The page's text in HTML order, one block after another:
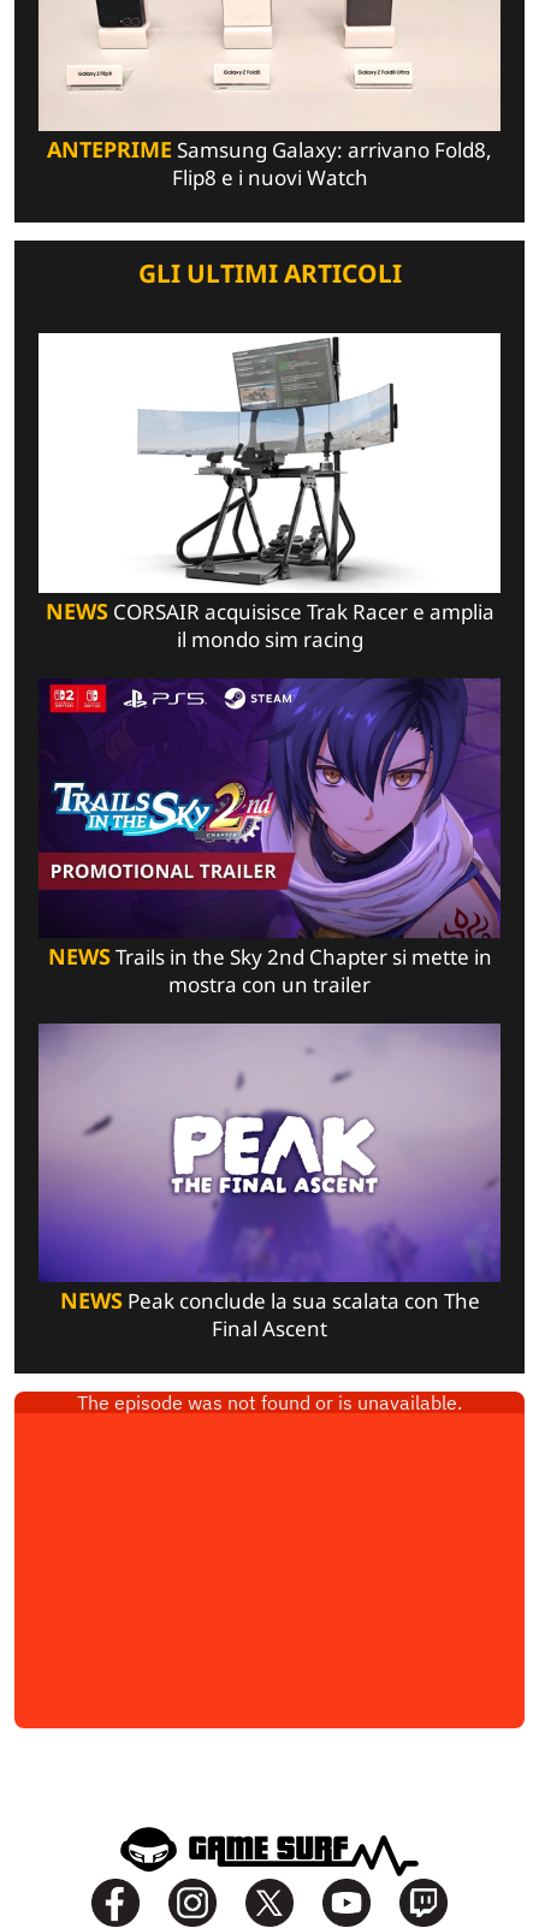
ANTEPRIME Samsung Galaxy: arrivano Fold8,
Flip8 e i nuovi Watch
GLI ULTIMI ARTICOLI
NEWSCORSAIR acquisisce Trak Racer e amplia
il mondo sim racing
NEWSTrails in the Sky 2nd Chapter si mette in
mostra con un trailer
NEWSPeak conclude la sua scalata con The
Final Ascent